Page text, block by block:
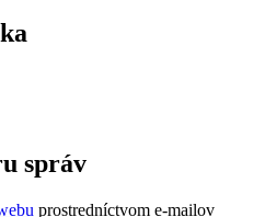
správ
prostredníctvom e-mailov